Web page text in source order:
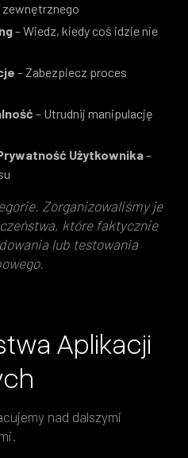
zewnętrznego
– Wiedz, kiedy coś idzie nie
– Zabezpiecz proces
– Utrudnij manipulację
Użytkownika–
Zorganizowaliśmy je
które faktycznie
lub testowania
Aplikacji
nad dalszymi